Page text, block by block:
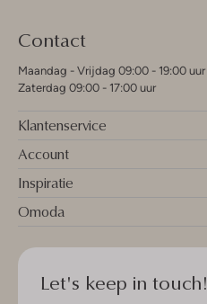
Contact
Maandag - Vrijdag 09:00 - 19:00 uur
Zaterdag 09:00 - 17:00 uur
Klantenservice
Account
Inspiratie
Omoda
Let's keep in touch!